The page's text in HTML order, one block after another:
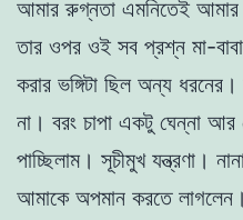
আমার রুগ্নতা এমনিতেই আমার
তার ওপর ওই সব প্রশ্ন মা-
করার ভঙ্গিটা ছিল অন্য
না। বরং চাপা একটু ঘেন্না
পাচ্ছিলাম। সূচীমুখ যন্ত্রণা।
আমাকে অপমান করতে